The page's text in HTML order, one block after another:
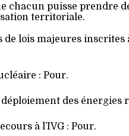
chacun puisse prendre
territoriale.
lois majeures
: Pour.
des énergies
à l’IVG : Pour.